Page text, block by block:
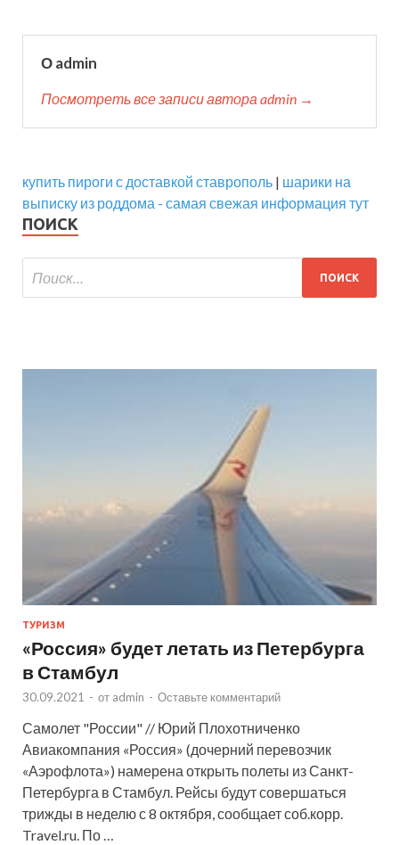
О admin
Посмотреть все записи автора admin →
купить пироги с доставкой ставрополь | шарики на
выписку из роддома - самая свежая информация тут
ПОИСК
ТУРИЗМ
«Россия» будет летать из Петербурга
в Стамбул
30.09.2021 - от admin - Оставьте комментарий
Самолет "России" // Юрий Плохотниченко
Авиакомпания «Россия» (дочерний перевозчик
«Аэрофлота») намерена открыть полеты из Санкт-
Петербурга в Стамбул. Рейсы будут совершаться
трижды в неделю с 8 октября, сообщает соб.корр.
Travel.ru. По …